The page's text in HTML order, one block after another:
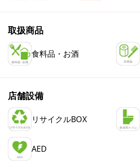
取扱商品
食料品・お酒
店舗設備
リサイクルBOX
AED